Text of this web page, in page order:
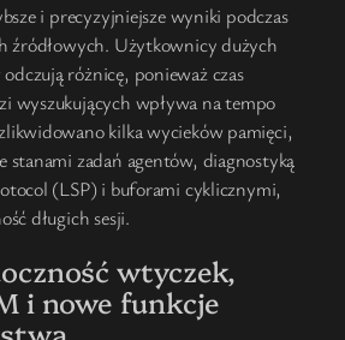
i precyzyjniejsze wyniki podczas
źródłowych. Użytkownicy dużych
różnicę, ponieważ czas
wyszukujących wpływa na tempo
kilka wycieków pamięci,
stanami zadań agentów, diagnostyką
(LSP) i buforami cyklicznymi,
długich sesji.
wtyczek,
i nowe funkcje